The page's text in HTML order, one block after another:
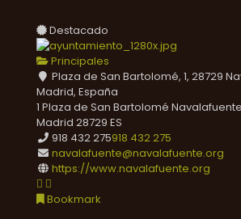
Destacado
Principales
Plaza de San Bartolomé, 1, 28729
Madrid, España
1 Plaza de San Bartolomé Navalafuente
Madrid 28729 ES
918 432 275918 432 275
navalafuente@navalafuente.org
https://www.navalafuente.org
Bookmark